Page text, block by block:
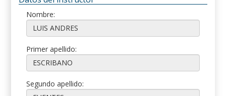
Nombre:
Primer apellido:
Segundo apellido: